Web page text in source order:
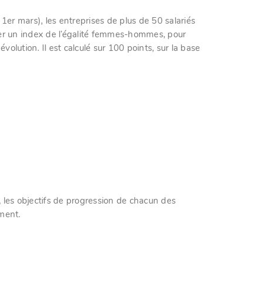
mars), les entreprises de plus de 50 salariés
un index de l’égalité femmes-hommes, pour
Il est calculé sur 100 points, sur la base
objectifs de progression de chacun des